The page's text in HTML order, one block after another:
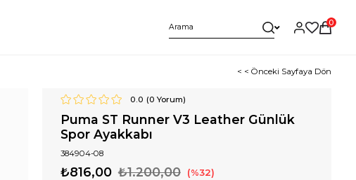
0
< < Önceki Sayfaya Dön
0.0 (0 Yorum)
Puma ST Runner V3 Leather Günlük
Spor Ayakkabı
384904-08
₺1.200,00
₺816,00 32